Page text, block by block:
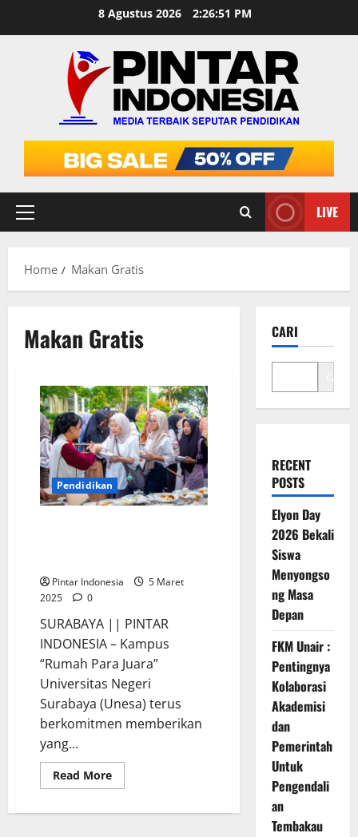
8 Agustus 2026 2:26:51 PM
Primary
LIVE
Home Makan Gratis
Makan Gratis
Pendidikan
Pintar Indonesia
5 Maret
2025
0
SURABAYA || PINTAR
INDONESIA – Kampus
“Rumah Para Juara”
Universitas Negeri
Surabaya (Unesa) terus
berkomitmen memberikan
yang...
Read MoreRead
more
CARI
Cari
RECENT
POSTS
Elyon Day
2026 Bekali
Siswa
Menyongso
ng Masa
Depan
FKM Unair :
Pentingnya
Kolaborasi
Akademisi
dan
Pemerintah
Untuk
Pengendali
an
Tembakau